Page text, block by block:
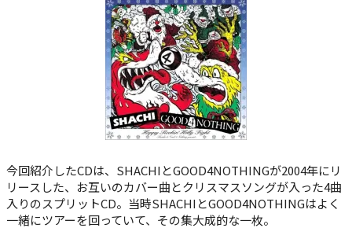
今回紹介したCDは、SHACHIとGOOD4NOTHINGが2004年にリ
リースした、お互いのカバー曲とクリスマスソングが入った4曲
入りのスプリットCD。当時SHACHIとGOOD4NOTHINGはよく
一緒にツアーを回っていて、その集大成的な一枚。